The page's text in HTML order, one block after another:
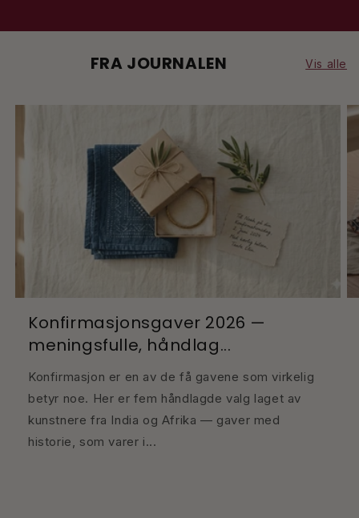
FRA JOURNALEN Vis alle
Konfirmasjonsgaver 2026 —
meningsfulle, håndlag...
Konfirmasjon er en av de få gavene som virkelig
betyr noe. Her er fem håndlagde valg laget av
kunstnere fra India og Afrika — gaver med
historie, som varer i...